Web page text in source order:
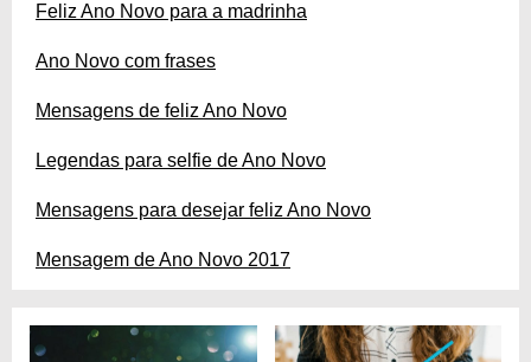
Feliz Ano Novo para a madrinha
Ano Novo com frases
Mensagens de feliz Ano Novo
Legendas para selfie de Ano Novo
Mensagens para desejar feliz Ano Novo
Mensagem de Ano Novo 2017